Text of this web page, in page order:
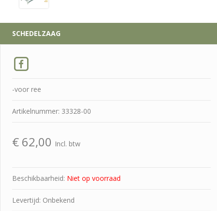
SCHEDELZAAG
-voor ree
Artikelnummer: 33328-00
€ 62,00 Incl. btw
Beschikbaarheid: Niet op voorraad
Levertijd: Onbekend